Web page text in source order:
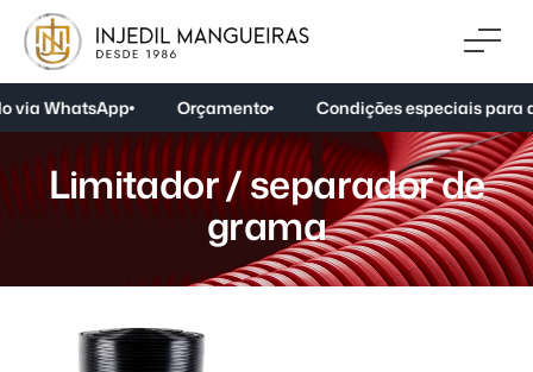
WhatsApp Orçamento Condições especiais para
Limitador/separadorde
grama